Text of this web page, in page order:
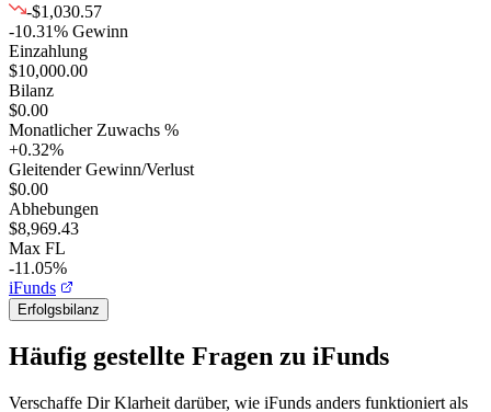
-$1,030.57
-10.31% Gewinn
Einzahlung
$10,000.00
Bilanz
$0.00
Monatlicher Zuwachs %
+0.32%
Gleitender Gewinn/Verlust
$0.00
Abhebungen
$8,969.43
Max FL
-11.05%
iFunds
Erfolgsbilanz
Häufig gestellte Fragen zu iFunds
Verschaffe Dir Klarheit darüber, wie iFunds anders funktioniert als